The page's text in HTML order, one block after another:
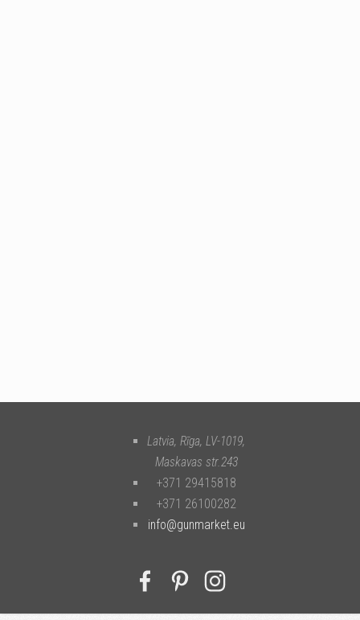
Latvia, Rīga, LV-1019,
Maskavas str.243
+371 29415818
+371 26100282
info@gunmarket.eu